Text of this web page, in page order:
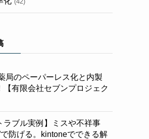
局のペーパーレス化と内製
【有限会社セブンプロジェク
ラブル実例】ミスや不祥事
で防げる。kintoneでできる解